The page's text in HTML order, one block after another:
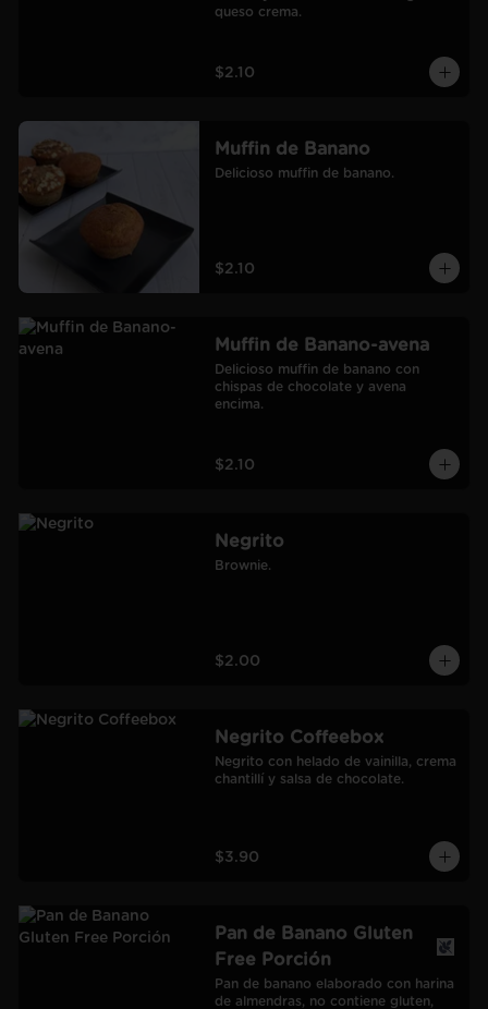
queso crema.
$2.10
Muffin de Banano
Delicioso muffin de banano.
$2.10
Muffin de Banano-avena
Delicioso muffin de banano con
chispas de chocolate y avena
encima.
$2.10
Negrito
Brownie.
$2.00
Negrito Coffeebox
Negrito con helado de vainilla, crema
chantillí y salsa de chocolate.
$3.90
Pan de Banano Gluten
Free Porción
Pan de banano elaborado con harina
de almendras, no contiene gluten,